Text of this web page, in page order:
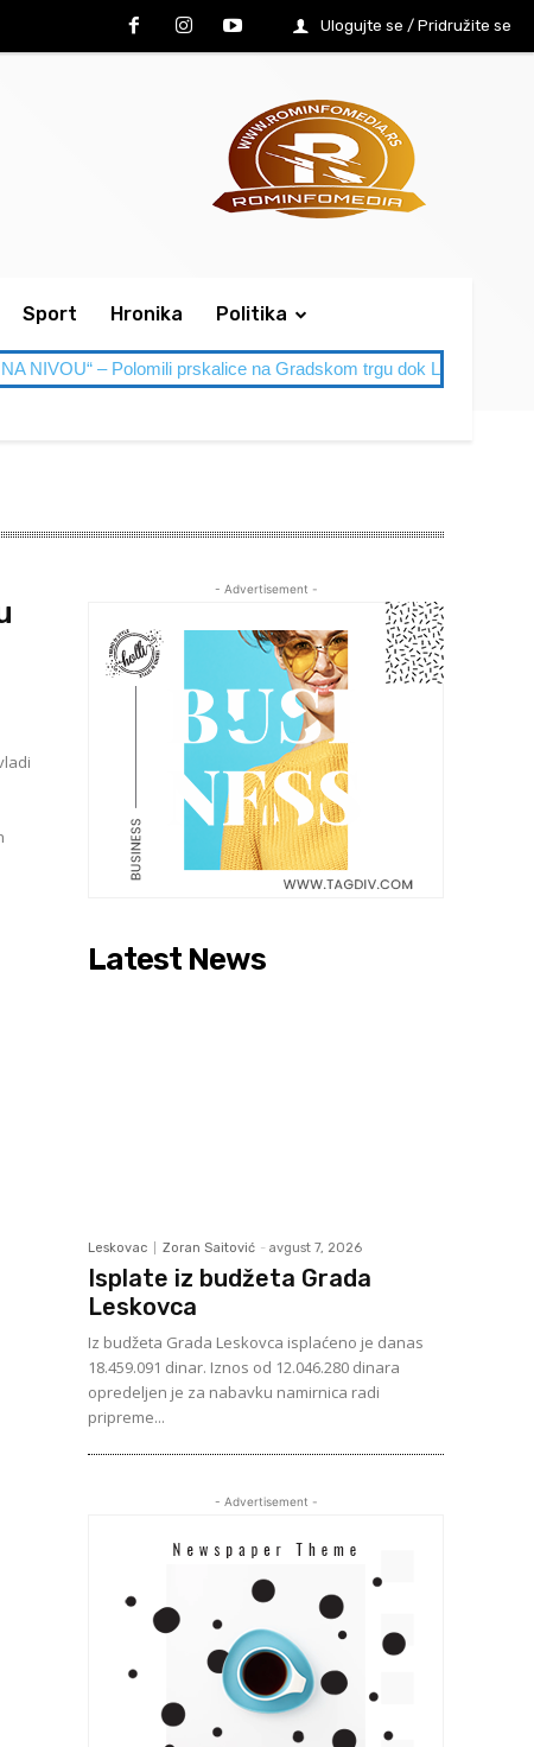
Ulogujte se / Pridružite se
Sport Hronika Politika
– Polomili prskalice na Gradskom trgu dok Leskovac gori od
- Advertisement -
Latest News
Leskovac Zoran Saitović - avgust 7, 2026
Isplate iz budžeta Grada
Leskovca
Iz budžeta Grada Leskovca isplaćeno je danas
18.459.091 dinar. Iznos od 12.046.280 dinara
opredeljen je za nabavku namirnica radi
pripreme...
- Advertisement -